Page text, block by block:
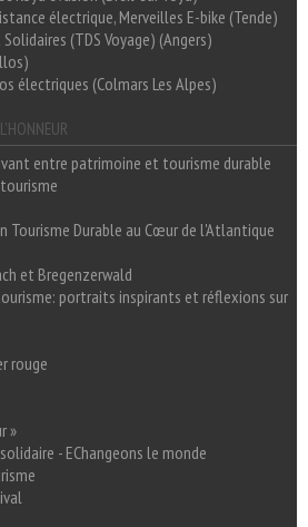
électrique, Merveilles E-bike (Tende)
(TDS Voyage) (Angers)
électriques (Colmars Les Alpes)
entre patrimoine et tourisme durable
Tourisme Durable au Cœur de l'Atlantique
et Bregenzerwald
portraits inspirants et réflexions sur
rouge
»
- EChangeons le monde